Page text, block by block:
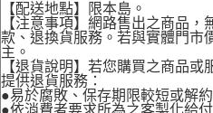
【配送地點】限本島。
【注意事項】網路售出之商品
款、退換貨服務。若與實體門市
主。
【退貨說明】若您購買之商品
提供退貨服務：
●易於腐敗、保存期限較短或解
●依消費者要求所為之客製化給付